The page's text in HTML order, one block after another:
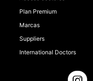
Plan Premium
Marcas
Suppliers
International Doctors